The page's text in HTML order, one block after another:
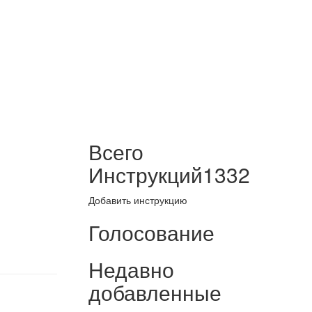
Всего
Инструкций1332
Добавить инструкцию
Голосование
Недавно
добавленные